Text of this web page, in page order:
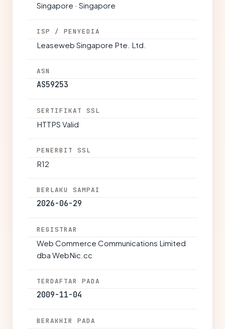
Singapore · Singapore
ISP / PENYEDIA
Leaseweb Singapore Pte. Ltd.
ASN
AS59253
SERTIFIKAT SSL
HTTPS Valid
PENERBIT SSL
R12
BERLAKU SAMPAI
2026-06-29
REGISTRAR
Web Commerce Communications Limited
dba WebNic.cc
TERDAFTAR PADA
2009-11-04
BERAKHIR PADA